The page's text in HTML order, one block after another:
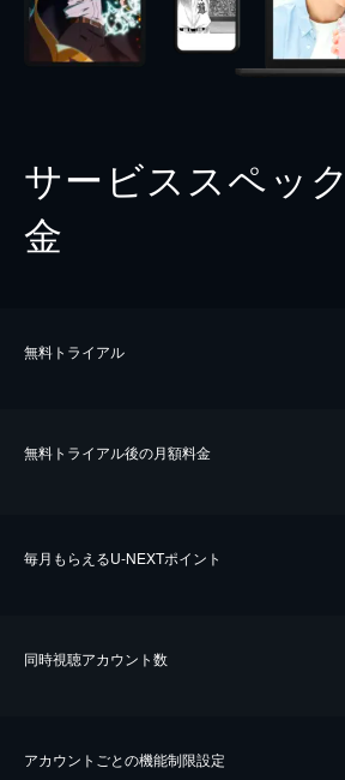
サービススペッ
金
無料トライアル
無料トライアル後の⽉額料金
毎⽉もらえるU-NEXTポイント
同時視聴アカウント数
アカウントごとの機能制限設定